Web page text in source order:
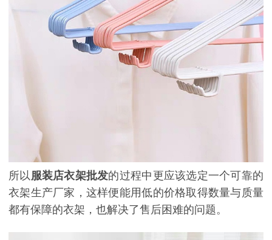
所以 服装店衣架批发的过程中更应该选定一个可靠的
衣架生产厂家，这样便能用低的价格取得数量与质量
都有保障的衣架，也解决了售后困难的问题。